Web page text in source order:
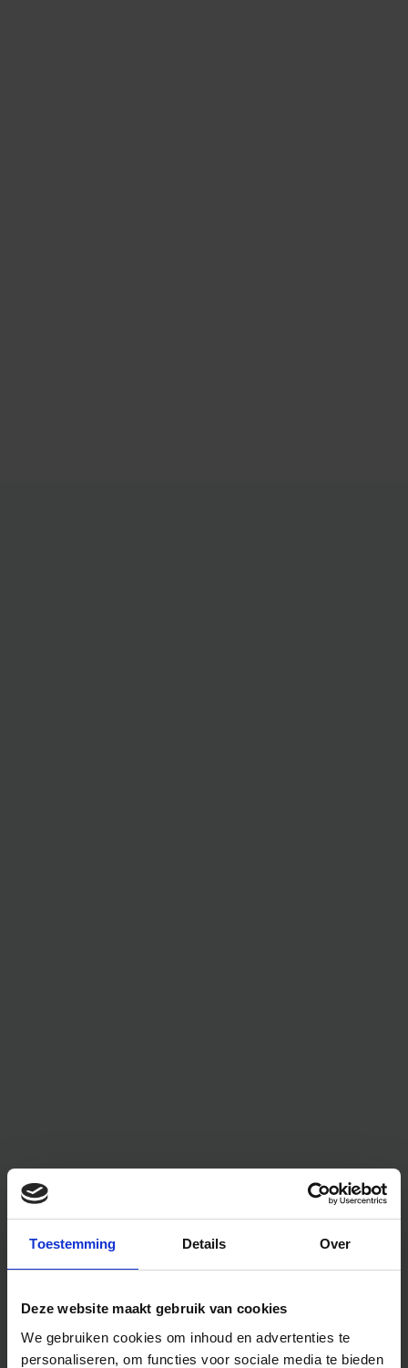
Toestemming Details Over
Deze website maakt gebruik van cookies
We gebruiken cookies om inhoud en advertenties te
personaliseren, om functies voor sociale media te bieden